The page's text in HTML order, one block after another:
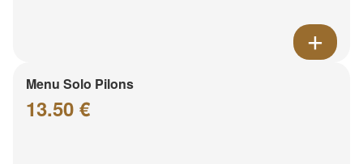
Menu Solo Pilons
13.50 €